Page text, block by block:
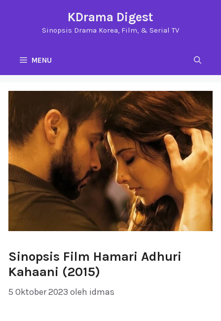
KDrama Digest
Sinopsis Drama Korea, Film, & Serial TV
MENU
Sinopsis Film Hamari Adhuri
Kahaani (2015)
5 Oktober 2023 oleh idmas